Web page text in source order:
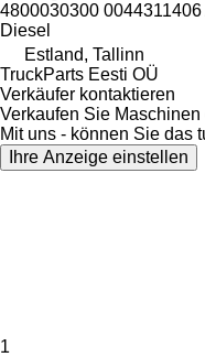
4800030300
Diesel
Estland, Tallinn
TruckParts Eesti OÜ
Verkäufer kontaktieren
Verkaufen Sie
Mit uns - können Sie das
Ihre Anzeige einstellen
1